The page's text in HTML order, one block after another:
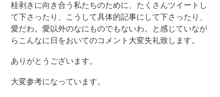
桂剥きに向き合う私たちのために、たくさんツイートし
て下さったり、こうして具体的記事にして下さったり、
愛だわ。愛以外のなにものでもないわ。と感じていなが
らこんなに日をおいてのコメント大変失礼致します。
ありがとうございます。
大変参考になっています。